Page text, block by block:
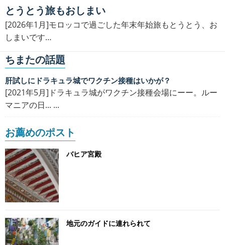
とうとう旅もおしまい
[2026年1月]モロッコで過ごした年末年始旅もとうとう、お
しまいです…
ちまたの話題
肝試しにドラキュラ城でワクチン接種はいかが？
[2021年5月]ドラキュラ城がワクチン接種会場にーー。ルー
マニアの日... ...
お薦めのポスト
バヒア宮殿
地元のガイドに連れられて